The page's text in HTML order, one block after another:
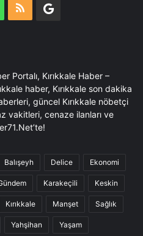
RSS
Google
Portalı, Kırıkkale Haber –
haber, Kırıkkale son dakika
güncel Kırıkkale nöbetçi
vakitleri, cenaze ilanları ve
Balışeyh Delice Ekonomi
Karakeçili Keskin
Kırıkkale Manşet Sağlık
Yahşihan Yaşam